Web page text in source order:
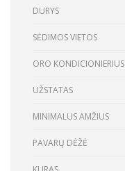
DURYS
SĖDIMOS VIETOS
ORO KONDICIONIERIUS
UŽSTATAS
MINIMALUS AMŽIUS
PAVARŲ DĖŽĖ